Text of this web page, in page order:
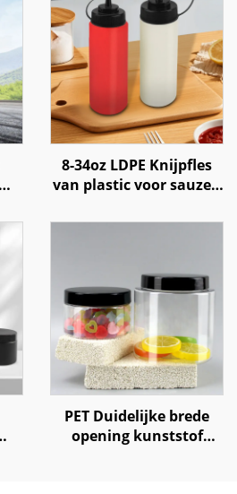
8-34oz LDPE Knijpfles
van plastic voor sauzen
en hete chilisaus
PET Duidelijke brede
opening kunststof